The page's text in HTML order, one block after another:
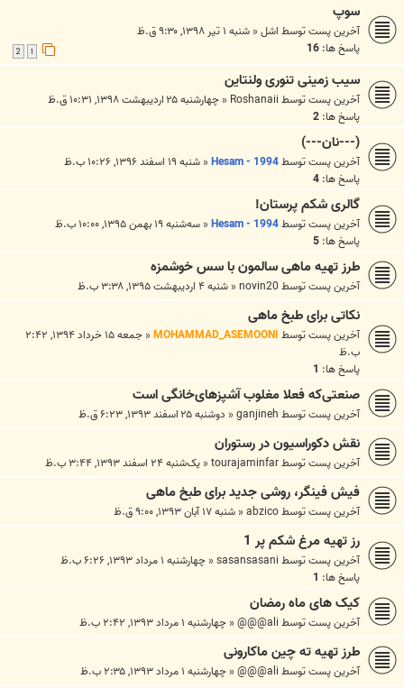
سوپ
آخرین پست توسطاشل« شنبه ۱ تیر ۱۳۹۸, ۹:۳۰ ق.ظ
پاسخ ها: 16
سیب زمینی تنوری ولنتاین
آخرین پست توسطRoshanaii
« چهارشنبه ۲۵ اردیبهشت ۱۳۹۸, ۱۰:۳۱ ق.ظ
پاسخ ها: 2
(---نان---)
آخرین پست توسطHesam - 1994
« شنبه ۱۹ اسفند ۱۳۹۶, ۱۰:۲۶ ب.ظ
پاسخ ها: 4
گالری شکم پرستان!
آخرین پست توسطHesam - 1994
« سه‌شنبه ۱۹ بهمن ۱۳۹۵, ۱۰:۰۰ ب.ظ
پاسخ ها: 5
طرز تهیه ماهی سالمون با سس خوشمزه
آخرین پست توسطnovin20
« شنبه ۴ اردیبهشت ۱۳۹۵, ۳:۳۸ ب.ظ
نکاتی برای طبخ ماهی
آخرین پست توسطMOHAMMAD_ASEMOONI
«
جمعه ۱۵ خرداد ۱۳۹۴, ۲:۴۲
ب.ظ
پاسخ ها: 1
صنعتی‌که فعلا مغلوب آشپزهای‌خانگی است
آخرین پست توسطganjineh
« دوشنبه ۲۵ اسفند ۱۳۹۳, ۶:۲۳ ق.ظ
نقش دکوراسیون در رستوران
آخرین پست توسطtourajaminfar
« یک‌شنبه ۲۴ اسفند ۱۳۹۳, ۳:۴۴ ب.ظ
فیش فینگر، روشی جدید برای طبخ ماهی
آخرین پست توسطabzico
« شنبه ۱۷ آبان ۱۳۹۳, ۹:۰۰ ق.ظ
رز تهیه مرغ شکم پر 1
آخرین پست توسطsasansasani
« چهارشنبه ۱ مرداد ۱۳۹۳, ۶:۲۶ ب.ظ
پاسخ ها: 1
کیک های ماه رمضان
آخرین پست توسطali@@@
« چهارشنبه ۱ مرداد ۱۳۹۳, ۲:۴۲ ب.ظ
طرز تهیه ته چین ماکارونی
آخرین پست توسطali@@@
« چهارشنبه ۱ مرداد ۱۳۹۳, ۲:۳۵ ب.ظ